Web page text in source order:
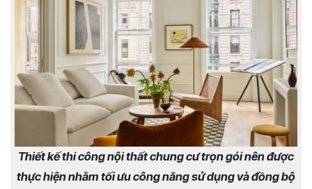
Thiết kế thi công nội thất chung cư trọn gói nên được
thực hiện nhằm tối ưu công năng sử dụng và đồng bộ